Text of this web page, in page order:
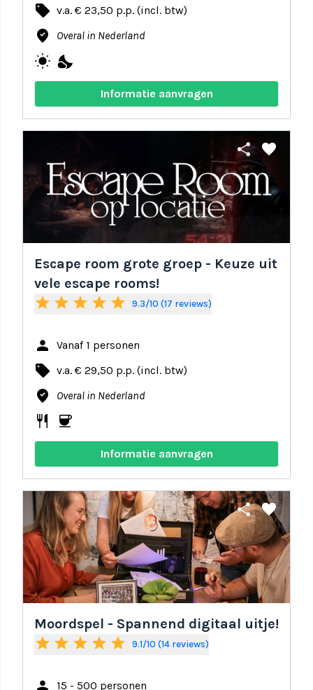
local_offer v.a. € 23,50 p.p. (incl. btw)
where_to_vote Overal in Nederland
wb_sunny nights_stay
Informatie aanvragen
share favorite
Escape room grote groep - Keuze uit
vele escape rooms!
star star star star star 9.3/10 (17 reviews)
person Vanaf 1 personen
local_offer v.a. € 29,50 p.p. (incl. btw)
where_to_vote Overal in Nederland
restaurant coffee
Informatie aanvragen
share favorite
Moordspel - Spannend digitaal uitje!
star star star star star 9.1/10 (14 reviews)
person 15 - 500 personen